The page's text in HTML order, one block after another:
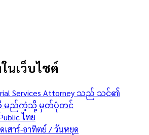
นเว็บไซต์
Services Attorney သည် သင်၏
မည်ကဲ့သို့ မှတ်ပုံတင်
ไทย
เสาร์-อาทิตย์ / วันหยุด